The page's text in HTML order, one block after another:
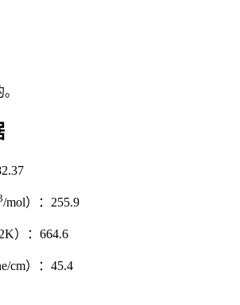
/mol）：255.9
）：664.6
cm）：45.4